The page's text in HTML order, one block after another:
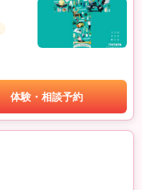
体験・相談予約